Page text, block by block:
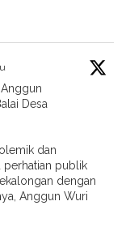
Desa
dan
perhatian publik
dengan
Anggun Wuri